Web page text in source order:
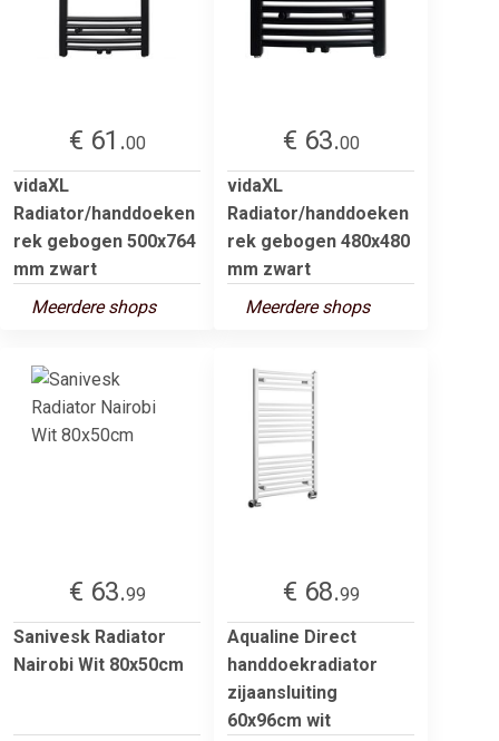
€ 61.00
vidaXL
Radiator/handdoeken
rek gebogen 500x764
mm zwart
Meerdere shops
€ 63.00
vidaXL
Radiator/handdoeken
rek gebogen 480x480
mm zwart
Meerdere shops
€ 63.99
Sanivesk Radiator
Nairobi Wit 80x50cm
€ 68.99
Aqualine Direct
handdoekradiator
zijaansluiting
60x96cm wit